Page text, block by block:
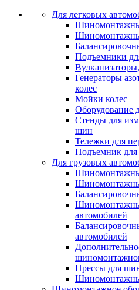
Для легковых
Подъемники
Генераторы
колес
Мойки колес
Оборудование
Стенды для
шин
Тележки для
Подъемник для
Для грузовых
автомобилей
автомобилей
Прессы для